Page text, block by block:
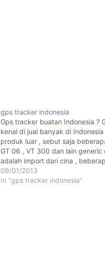
gps tracker indonesia
Gps tracker buatan Indonesia ?
kenal di jual banyak di
produk luar , sebut saja
GT 06 , VT 300 dan lain generic
adalah import dari cina ,
taiwan, hongkong atau…
09/01/2013
In "gps tracker indonesia"